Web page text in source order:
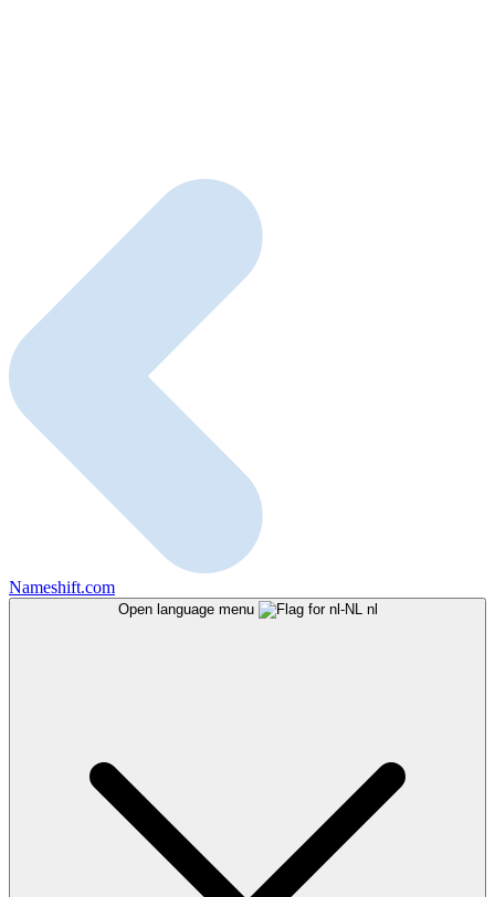
Nameshift.com
Open language menu nl